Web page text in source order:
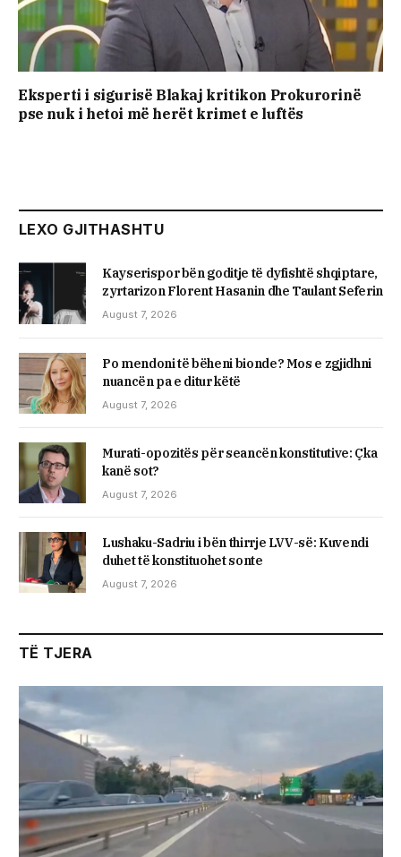
Eksperti i sigurisë Blakaj kritikon Prokurorinë
pse nuk i hetoi më herët krimet e luftës
LEXO GJITHASHTU
Kayserispor bën goditje të dyfishtë shqiptare,
zyrtarizon Florent Hasanin dhe Taulant Seferin
August 7, 2026
Po mendoni të bëheni bionde? Mos e zgjidhni
nuancën pa e ditur këtë
August 7, 2026
​Murati-opozitës për seancën konstitutive: Çka
kanë sot?
August 7, 2026
Lushaku-Sadriu i bën thirrje LVV-së: Kuvendi
duhet të konstituohet sonte
August 7, 2026
TË TJERA